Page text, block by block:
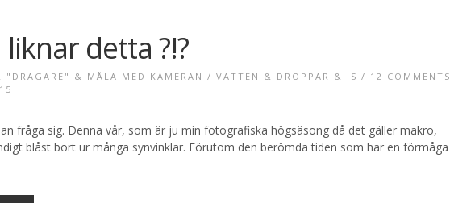
liknar detta ?!?
"DRAGARE" & MÅLA MED KAMERAN / VATTEN & DROPPAR & IS / 12 COMMENTS
fråga sig. Denna vår, som är ju min fotografiska högsäsong då det gäller makro,
blåst bort ur många synvinklar. Förutom den berömda tiden som har en förmåga